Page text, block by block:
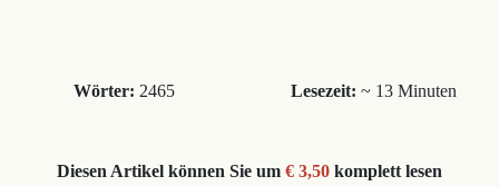
Wörter: 2465 Lesezeit: ~ 13 Minuten
Diesen Artikel können Sie um € 3,50komplett lesen